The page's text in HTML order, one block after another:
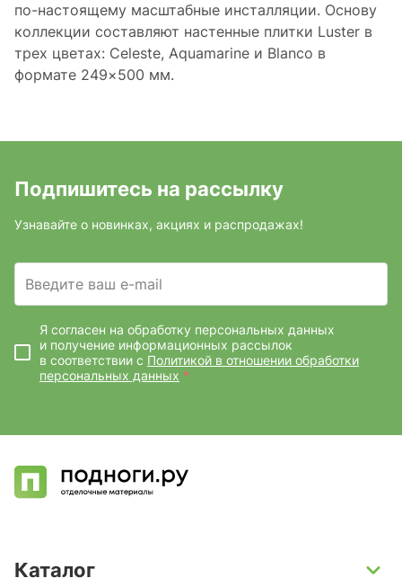
по-настоящему масштабные инсталляции. Основу
коллекции составляют настенные плитки Luster в
трех цветах: Celeste, Aquamarine и Blanco в
формате 249×500 мм.
Подпишитесь на рассылку
Узнавайте о новинках, акциях и распродажах!
Введите ваш e-mail
Я согласен на обработку персональных данных
и получение информационных рассылок
в соответствии с Политикой в отношении обработки
персональных данных *
Каталог